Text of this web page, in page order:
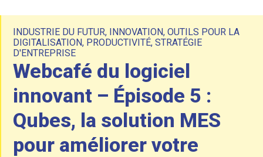
INDUSTRIE DU FUTUR, INNOVATION, OUTILS POUR LA
DIGITALISATION, PRODUCTIVITÉ, STRATÉGIE
D'ENTREPRISE
Webcafé du logiciel
innovant – Épisode 5 :
Qubes, la solution MES
pour améliorer votre